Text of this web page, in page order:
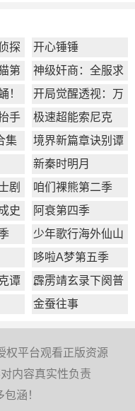
探
开心锤锤
第
神级奸商：全服求
我别薅了
！
开局觉醒透视：万
物皆透,我即无敌
手
极速超能索尼克
集
境界新篇章诀别谭
篇
新秦时明月
剧
咱们裸熊第二季
史
季
阿衰第四季
少年歌行海外仙山
篇
哆啦A梦第五季
谭
霹雳靖玄录下阕普
通话版
金蚕往事
权平台观看正版资源
内容真实性负责
涵！